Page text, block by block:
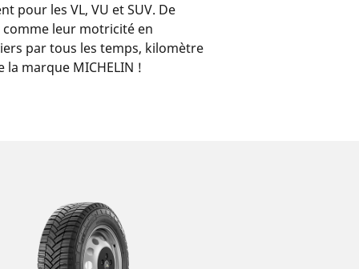
pour les VL, VU et SUV. De
leur motricité en
par tous les temps, kilomètre
marque MICHELIN !